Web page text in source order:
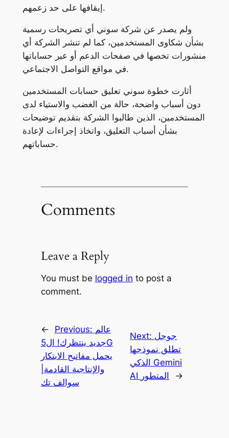
إيقافها على حد زعمهم.
ولم يصدر عن شركة سوني أي تصريحات رسمية
بشأن شكاوى المستخدمين، كما لم تنشر الشركة أي
منشورات تخصها في صفحات الدعم أو عبر حساباتها
في مواقع التواصل الاجتماعي.
أثارت خطوة سوني تعليق حسابات المستخدمين
دون أسباب واضحة، حالة من الغضب والاستياء لدى
المستخدمين، الذين طالبوا الشركة بتقديم توضيحات
بشأن أسباب التعليق، واتخاذ إجراءات لإعادة
حساباتهم.
Comments
Leave a Reply
You must be logged in to post a
comment.
← Previous: عالم
جديد ينتظرك! ال5G
يحمل مفاتيح الابتكار
والإنتاجية القادمة|
سوالف تك
Next: جوجل
تطلق نموذجها
الذكي Gemini
AI المتطور
→